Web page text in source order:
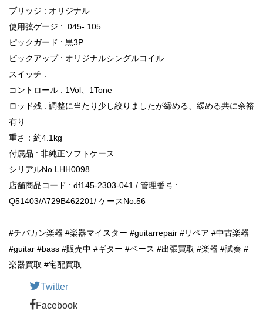
ブリッジ : オリジナル
使用弦ゲージ : .045-.105
ピックガード : 黒3P
ピックアップ : オリジナルシングルコイル
スイッチ :
コントロール : 1Vol、1Tone
ロッド残 : 調整に当たり少し絞りましたが締める、緩める共に余裕
有り
重さ：約4.1kg
付属品 : 非純正ソフトケース
シリアルNo.LHH0098
店舗商品コード : df145-2303-041 / 管理番号 :
Q51403/A729B462201/ ケースNo.56
#チバカン楽器 #楽器マイスター #guitarrepair #リペア #中古楽器
#guitar #bass #販売中 #ギター #ベース #出張買取 #楽器 #試奏 #
楽器買取 #宅配買取
Twitter
Facebook